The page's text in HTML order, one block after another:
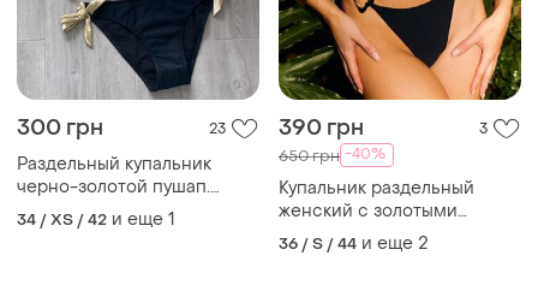
300 грн 23
Раздельный купальник
черно-золотой пушап.
маленький размер
34 / XS / 42 и еще 1
390 грн 3
650 грн -40%
Купальник раздельный
женский с золотыми
акцентами
36 / S / 44 и еще 2